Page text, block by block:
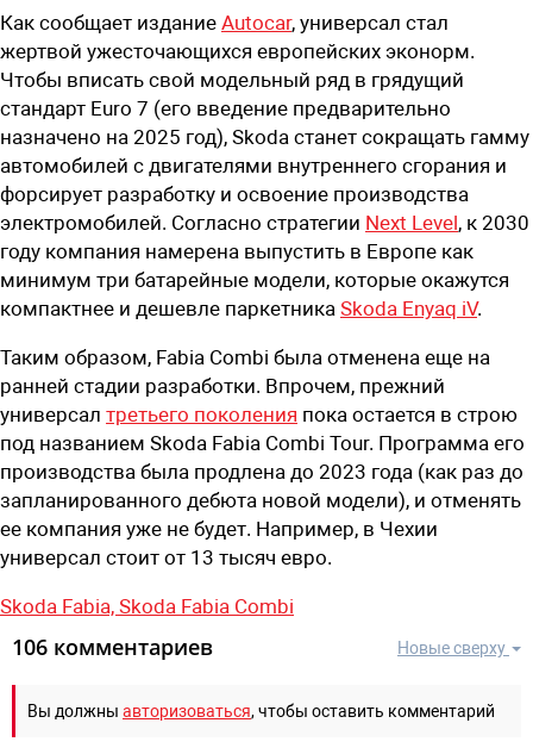
Как сообщает издание Autocar, универсал стал
жертвой ужесточающихся европейских эконорм.
Чтобы вписать свой модельный ряд в грядущий
стандарт Euro 7 (его введение предварительно
назначено на 2025 год), Skoda станет сокращать гамму
автомобилей с двигателями внутреннего сгорания и
форсирует разработку и освоение производства
электромобилей. Согласно стратегии Next Level, к 2030
году компания намерена выпустить в Европе как
минимум три батарейные модели, которые окажутся
компактнее и дешевле паркетника Skoda Enyaq iV.
Таким образом, Fabia Combi была отменена еще на
ранней стадии разработки. Впрочем, прежний
универсал третьего поколения пока остается в строю
под названием Skoda Fabia Combi Tour. Программа его
производства была продлена до 2023 года (как раз до
запланированного дебюта новой модели), и отменять
ее компания уже не будет. Например, в Чехии
универсал стоит от 13 тысяч евро.
Skoda Fabia, Skoda Fabia Combi
Новые сверху
106 комментариев
Вы должны авторизоваться, чтобы оставить комментарий